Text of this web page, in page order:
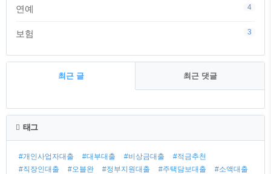
연예 4
보험 3
최근 글 최근 댓글
최
근
글
태그
#개인사업자대출 #대부대출 #비상금대출
#적금추천
#직장인대출
#오블완 #정부지원대출 #주택담보대출 #소액대출